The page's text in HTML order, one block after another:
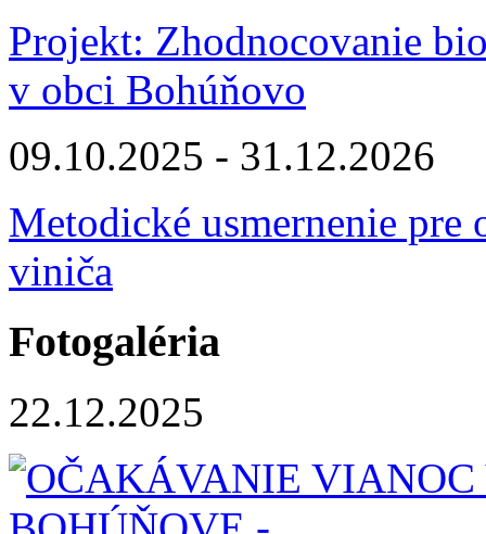
Projekt: Zhodnocovanie
v obci Bohúňovo
09.10.2025 - 31.12.2026
Metodické usmernenie
viniča
Fotogaléria
22.12.2025